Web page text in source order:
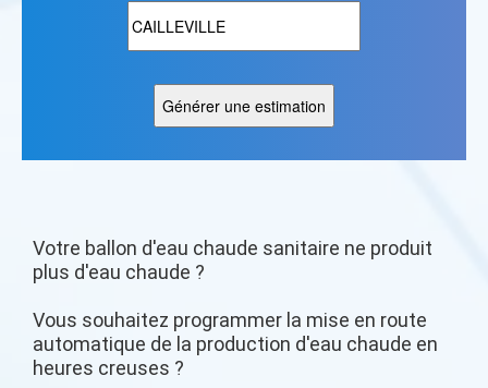
Votre ballon d'eau chaude sanitaire ne produit
plus d'eau chaude ?
Vous souhaitez programmer la mise en route
automatique de la production d'eau chaude en
heures creuses ?